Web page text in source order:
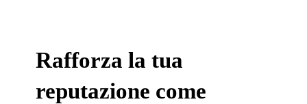
Rafforza la tua
reputazione come